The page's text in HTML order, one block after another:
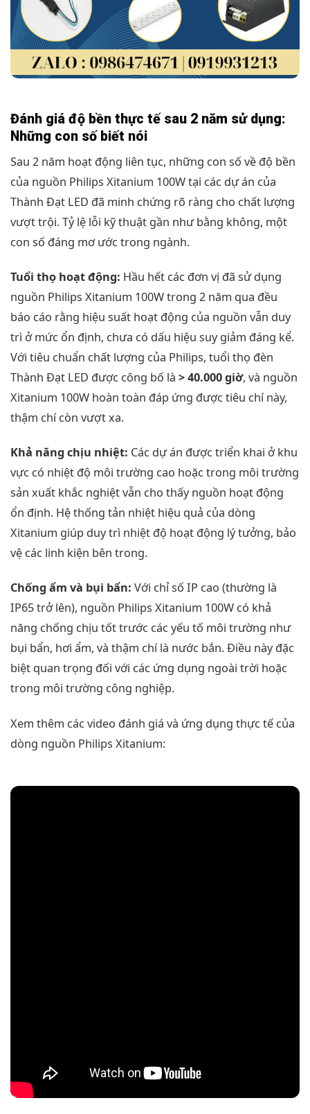
Đánh giá độ bền thực tế sau 2 năm sử dụng:
Những con số biết nói
Sau 2 năm hoạt động liên tục, những con số về độ bền
của nguồn Philips Xitanium 100W tại các dự án của
Thành Đạt LED đã minh chứng rõ ràng cho chất lượng
vượt trội. Tỷ lệ lỗi kỹ thuật gần như bằng không, một
con số đáng mơ ước trong ngành.
Tuổi thọ hoạt động: Hầu hết các đơn vị đã sử dụng
nguồn Philips Xitanium 100W trong 2 năm qua đều
báo cáo rằng hiệu suất hoạt động của nguồn vẫn duy
trì ở mức ổn định, chưa có dấu hiệu suy giảm đáng kể.
Với tiêu chuẩn chất lượng của Philips, tuổi thọ đèn
Thành Đạt LED được công bố là > 40.000 giờ, và nguồn
Xitanium 100W hoàn toàn đáp ứng được tiêu chí này,
thậm chí còn vượt xa.
Khả năng chịu nhiệt: Các dự án được triển khai ở khu
vực có nhiệt độ môi trường cao hoặc trong môi trường
sản xuất khắc nghiệt vẫn cho thấy nguồn hoạt động
ổn định. Hệ thống tản nhiệt hiệu quả của dòng
Xitanium giúp duy trì nhiệt độ hoạt động lý tưởng, bảo
vệ các linh kiện bên trong.
Chống ẩm và bụi bẩn: Với chỉ số IP cao (thường là
IP65 trở lên), nguồn Philips Xitanium 100W có khả
năng chống chịu tốt trước các yếu tố môi trường như
bụi bẩn, hơi ẩm, và thậm chí là nước bắn. Điều này đặc
biệt quan trọng đối với các ứng dụng ngoài trời hoặc
trong môi trường công nghiệp.
Xem thêm các video đánh giá và ứng dụng thực tế của
dòng nguồn Philips Xitanium: